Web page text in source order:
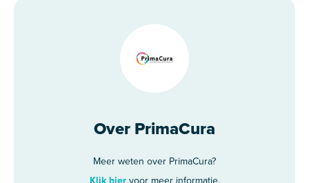
Over PrimaCura
Meer weten over PrimaCura?
Klik hiervoor meer informatie.